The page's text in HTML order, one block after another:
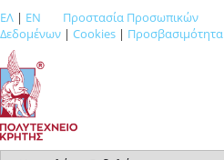
ΕΛ | EN
Προστασία Προσωπικών
Δεδομένων | Cookies | Προσβασιμότητα